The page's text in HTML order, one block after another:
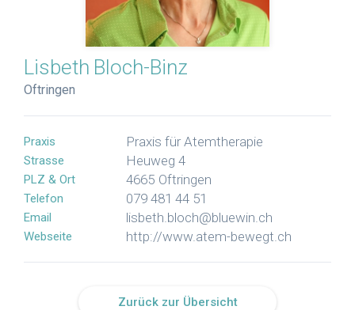
Lisbeth Bloch-Binz
Oftringen
Praxis Praxis für Atemtherapie
Strasse Heuweg 4
PLZ & Ort 4665 Oftringen
Telefon 079 481 44 51
Email lisbeth.bloch@bluewin.ch
Webseite http://www.atem-bewegt.ch
Zurück zur Übersicht